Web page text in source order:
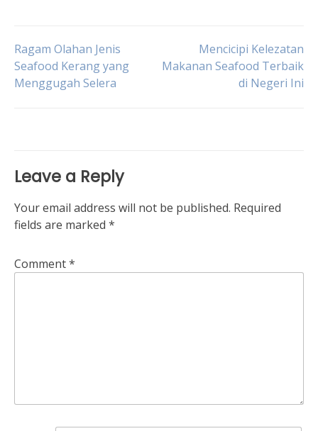
Post
navigation
Ragam Olahan Jenis
Seafood Kerang yang
Menggugah Selera
Mencicipi Kelezatan
Makanan Seafood Terbaik
di Negeri Ini
Leave a Reply
Your email address will not be published. Required
fields are marked *
Comment*